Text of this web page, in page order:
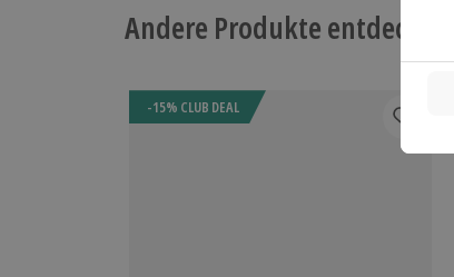
Andere Produkte entdecken
-15% CLUB DEAL